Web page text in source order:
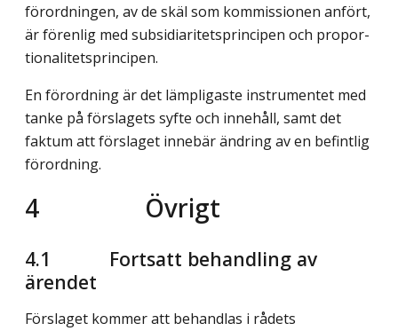
förordningen, av de skäl som kom­missionen anfört,
är förenlig med subsidiaritetsprincipen och propor­
tionali­tetsprincipen.
En förordning är det lämpligaste instrumentet med
tanke på förslagets syfte och innehåll, samt det
faktum att förslaget innebär ändring av en befintlig
förordning.
4 Övrigt
4.1 Fortsatt behandling av
ärendet
Förslaget kommer att behandlas i rådets